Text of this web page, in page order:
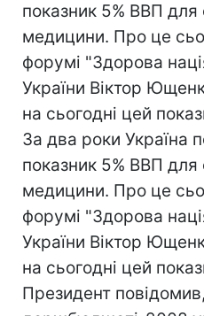
показник 5% ВВП для
медицини. Про це
форумі "Здорова
України Віктор
на сьогодні цей
За два роки Україна
показник 5% ВВП для
медицини. Про це
форумі "Здорова
України Віктор
на сьогодні цей
Президент